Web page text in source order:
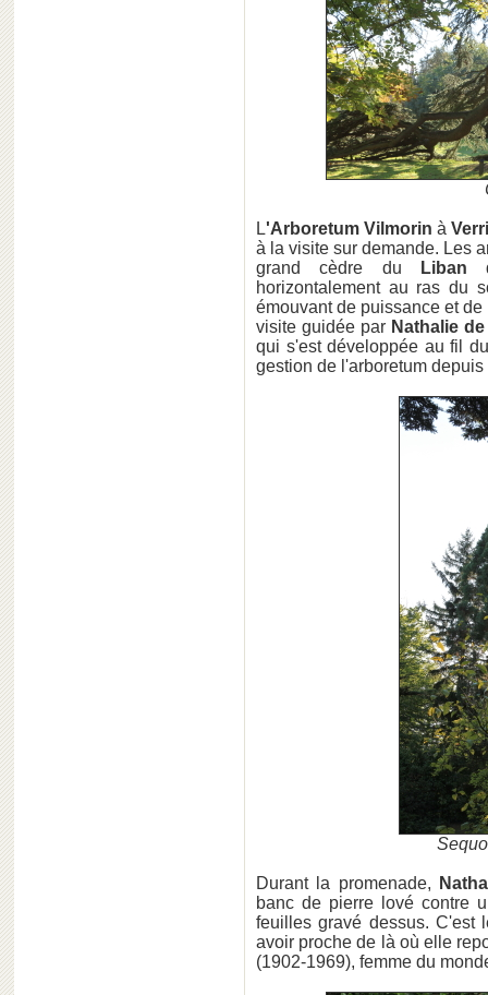
L'Arboretum Vilmorin à
à la visite sur demande. Les
grand cèdre du
Liban
horizontalement au ras du
émouvant de puissance et
visite guidée par Nathalie
qui s'est développée au fil
gestion de l'arboretum
Durant la promenade,
banc de pierre lové contre
feuilles gravé dessus. C'est
avoir proche de là où elle
(1902-1969), femme du